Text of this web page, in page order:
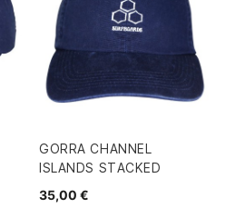
GORRA CHANNEL
ISLANDS STACKED
35,00 €